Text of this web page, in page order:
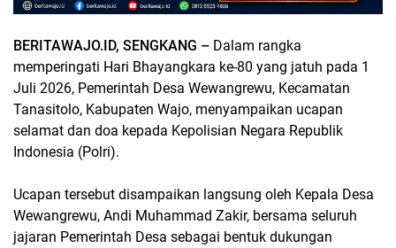
BERITAWAJO.ID, SENGKANG – Dalam rangka
memperingati Hari Bhayangkara ke-80 yang jatuh pada 1
Juli 2026, Pemerintah Desa Wewangrewu, Kecamatan
Tanasitolo, Kabupaten Wajo, menyampaikan ucapan
selamat dan doa kepada Kepolisian Negara Republik
Indonesia (Polri).
Ucapan tersebut disampaikan langsung oleh Kepala Desa
Wewangrewu, Andi Muhammad Zakir, bersama seluruh
jajaran Pemerintah Desa sebagai bentuk dukungan